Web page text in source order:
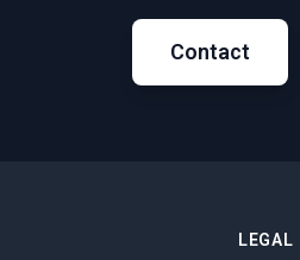
Contact
LEGAL